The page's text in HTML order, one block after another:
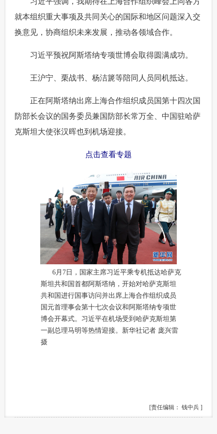
就本组织重大事项及共同关心的国际和地区问题深入交
换意见，协商组织未来发展，推动各领域合作。
习近平预祝阿斯塔纳专项世博会取得圆满成功。
王沪宁、栗战书、杨洁篪等陪同人员同机抵达。
正在阿斯塔纳出席上海合作组织成员国第十四次国
防部长会议的国务委员兼国防部长常万全、中国驻哈萨
克斯坦大使张汉晖也到机场迎接。
点击查看专题
6月7日，国家主席习近平乘专机抵达哈萨克
斯坦共和国首都阿斯塔纳，开始对哈萨克斯坦
共和国进行国事访问并出席上海合作组织成员
国元首理事会第十七次会议和阿斯塔纳专项世
博会开幕式。习近平在机场受到哈萨克斯坦第
一副总理马明等热情迎接。新华社记者 庞兴雷
摄
[责任编辑： 钱中兵 ]